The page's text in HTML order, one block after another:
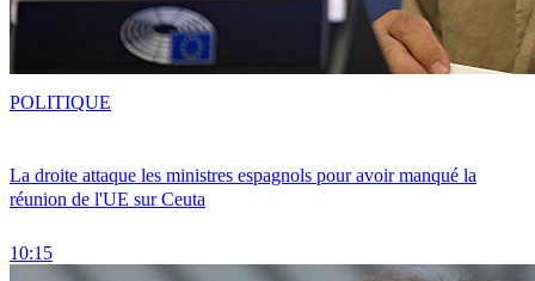
La droite attaque les ministres espagnols pour avoir manqué la
réunion de l'UE sur Ceuta
10:15
POLITIQUE